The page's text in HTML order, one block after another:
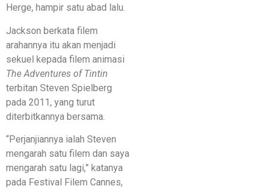
Herge, hampir satu abad lalu.
Jackson berkata filem
arahannya itu akan menjadi
sekuel kepada filem animasi
The Adventures of Tintin
terbitan Steven Spielberg
pada 2011, yang turut
diterbitkannya bersama.
“Perjanjiannya ialah Steven
mengarah satu filem dan saya
mengarah satu lagi,” katanya
pada Festival Filem Cannes,